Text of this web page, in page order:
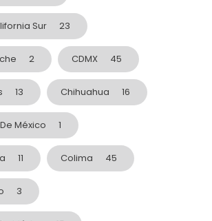
Sur 23
2 CDMX 45
13 Chihuahua 16
México 1
11 Colima 45
3